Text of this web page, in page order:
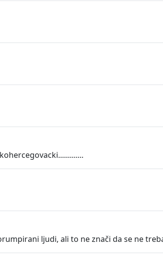
ljudi, ali to ne znači da se ne